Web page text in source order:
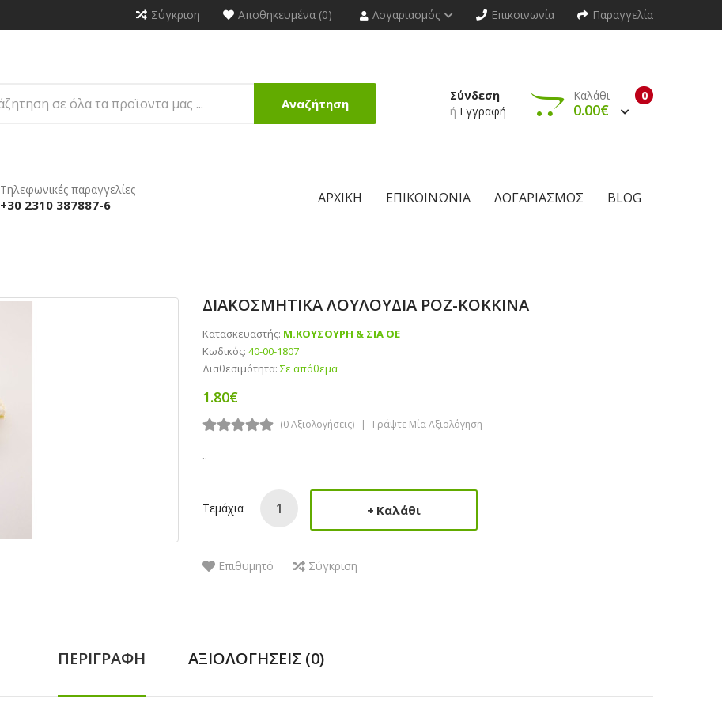
Σύγκριση Αποθηκευμένα (0) Λογαριασμός Επικοινωνία Παραγγελία
Σύνδεση
ή Εγγραφή
0
Καλάθι
0.00€
Αναζήτηση
Τηλεφωνικές παραγγελίες
+30 2310 387887-6 ΑΡΧΙΚΉ ΕΠΙΚΟΙΝΩΝΊΑ ΛΟΓΑΡΙΑΣΜΌΣ BLOG
ΔΙΑΚΟΣΜΗΤΙΚΑ ΛΟΥΛΟΥΔΙΑ ΡΟΖ-ΚΟΚΚΙΝΑ
Κατασκευαστής: Μ.ΚΟΥΣΟΥΡΗ & ΣΙΑ ΟΕ
Κωδικός: 40-00-1807
Διαθεσιμότητα: Σε απόθεμα
1.80€
(0 Αξιολογήσεις) Γράψτε Μία Αξιολόγηση
..
Τεμάχια Καλάθι
Επιθυμητό Σύγκριση
ΠΕΡΙΓΡΑΦΉ ΑΞΙΟΛΟΓΉΣΕΙΣ (0)